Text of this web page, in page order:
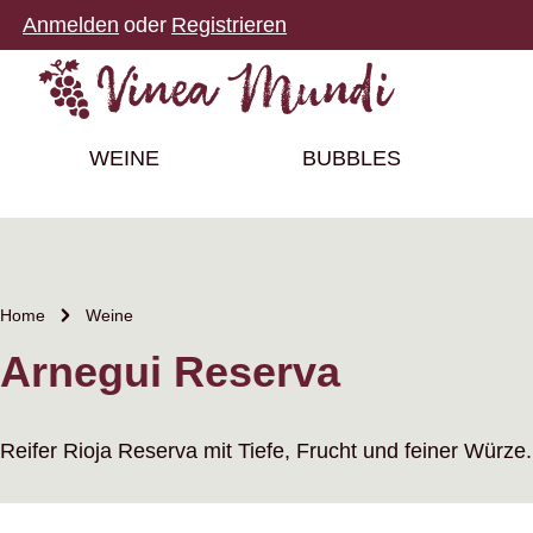
Hauptinhalt springen
Zur Suche springen
Zur Hauptnavigation springen
Anmelden oder Registrieren
WEINE BUBBLES
Home Weine
Arnegui Reserva
Reifer Rioja Reserva mit Tiefe, Frucht und feiner Würze.